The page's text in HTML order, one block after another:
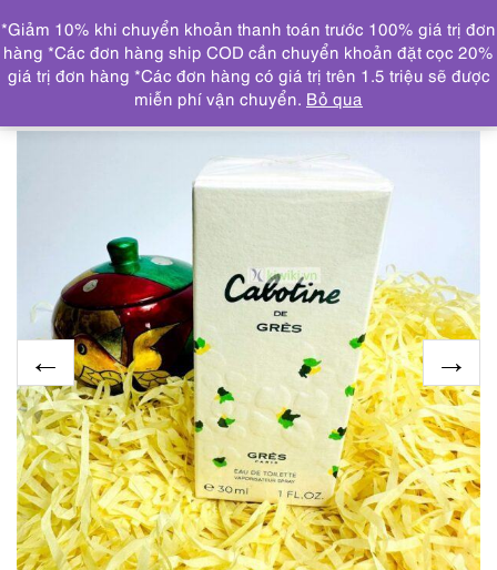
DANH MỤC
Trang chủ NƯỚC HOA
3233-Cabotine De GRES EDT
30ml spray-Nước hoa nữ-Chưa sử dụng
*Giảm 10% khi chuyển khoản thanh toán trước 100% giá trị đơn
hàng *Các đơn hàng ship COD cần chuyển khoản đặt cọc 20%
giá trị đơn hàng *Các đơn hàng có giá trị trên 1.5 triệu sẽ được
miễn phí vận chuyển. Bỏ qua